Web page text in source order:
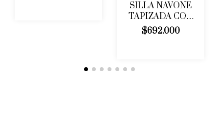
SILLA NAVONE
TAPIZADA CON
FUNDA
$692.000